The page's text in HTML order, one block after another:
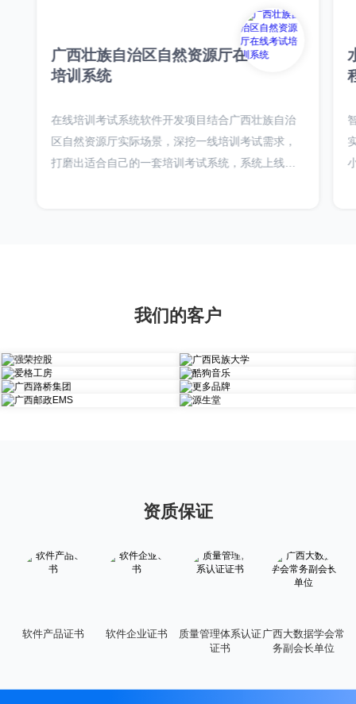
广西壮族自治区自然资源厅在线考试
培训系统
在线培训考试系统软件开发项目结合广西壮族自治
区自然资源厅实际场景，深挖一线培训考试需求，
打磨出适合自己的一套培训考试系统，系统上线最
我们的客户
资质保证
软件产品证书 软件企业证书
质量管理体系认证
证书
广西大数据学会常
务副会长单位